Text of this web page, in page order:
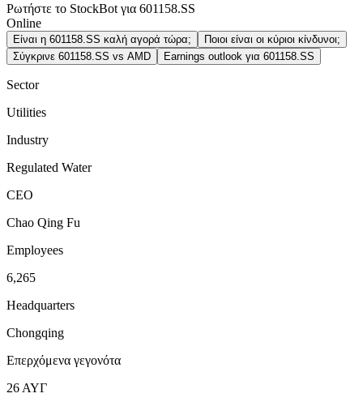
Ρωτήστε το StockBot για 601158.SS
Online
Είναι η 601158.SS καλή αγορά τώρα;
Ποιοι είναι οι κύριοι κίνδυνοι;
Σύγκρινε 601158.SS vs AMD
Earnings outlook για 601158.SS
Sector
Utilities
Industry
Regulated Water
CEO
Chao Qing Fu
Employees
6,265
Headquarters
Chongqing
Επερχόμενα γεγονότα
26 ΑΥΓ